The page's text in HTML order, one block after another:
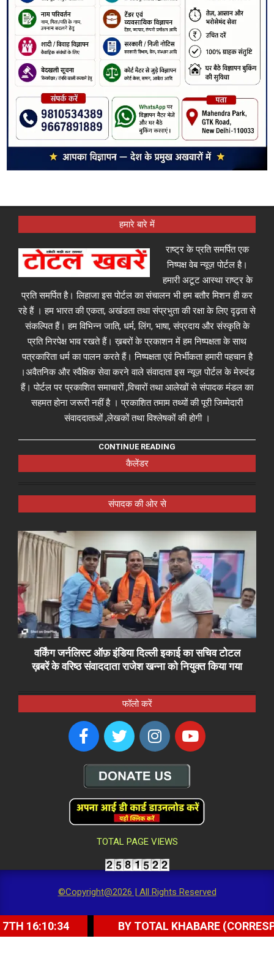
हमारे बारे में
राष्ट्र के प्रति समर्पित एक
निष्पक्ष वेब न्यूज़ पोर्टल है।
हमारी अटूट आस्था राष्ट्र के
प्रति समर्पित है। लिहाजा इस पोर्टल का संचालन भी हम बतौर मिशन ही कर
रहे हैं । हम भारत की एकता, अखंडता तथा संप्रभुता की रक्षा के लिए दृढ़ता से
संकल्पित हैं। हम विभिन्न जाति, धर्म, लिंग, भाषा, संप्रदाय और संस्कृति के
प्रति निरपेक्ष भाव रखते हैं। ख़बरों के प्रकाशन में हम निष्पक्षता के साथ
पत्रकारिता धर्म का पालन करते हैं। निष्पक्षता एवं निर्भीकता हमारी पहचान है
।अवैतनिक और स्वैक्षिक सेवा करने वाले संवादाता इस न्यूज़ पोर्टल के मेरुदंड
हैं। पोर्टल पर प्रकाशित समाचारों ,विचारों तथा आलेखों से संपादक मंडल का
सहमत होना जरूरी नहीं है । प्रकाशित तमाम तथ्यों की पूरी जिम्मेदारी
संवाददाताओं ,लेखकों तथा विश्लेषकों की होगी ।
CONTINUE READING
कैलेंडर
संपादक की ओर से
वर्किंग जर्नलिस्ट ऑफ़ इंडिया दिल्ली इकाई का सचिव टोटल
ख़बरें के वरिष्ठ संवाददाता राजेश खन्ना को नियुक्त किया गया
फॉलो करें
TOTAL PAGE VIEWS
©Copyright@2026 | All Rights Reserved
BY TOTAL KHABARE